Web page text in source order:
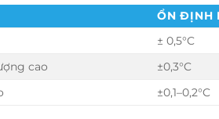
ỔN ĐỊNH
± 0,5°C
cao
±0,3°C
±0,1–0,2°C